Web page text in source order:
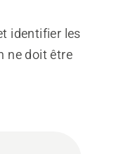
identifier les
ne doit être